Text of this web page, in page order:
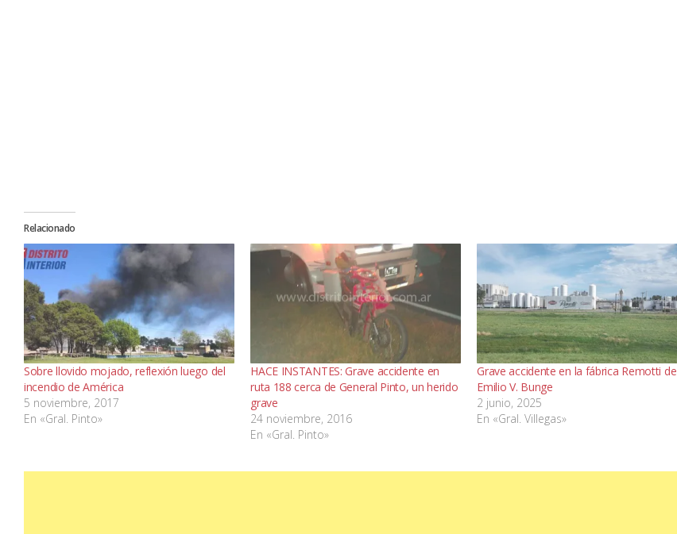
Relacionado
Sobre llovido mojado, reflexión luego del
incendio de América
5 noviembre, 2017
En «Gral. Pinto»
HACE INSTANTES: Grave accidente en
ruta 188 cerca de General Pinto, un herido
grave
24 noviembre, 2016
En «Gral. Pinto»
Grave accidente en la fábrica Remotti de
Emilio V. Bunge
2 junio, 2025
En «Gral. Villegas»